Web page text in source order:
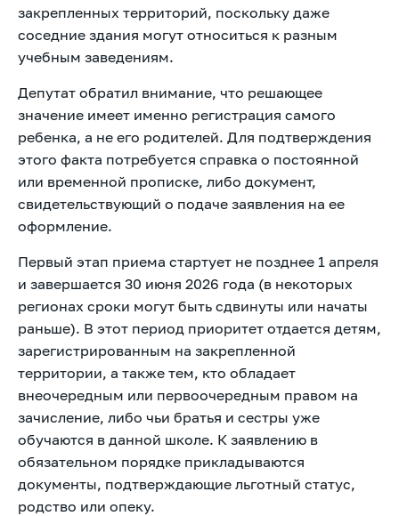
закрепленных территорий, поскольку даже
соседние здания могут относиться к разным
учебным заведениям.
Депутат обратил внимание, что решающее
значение имеет именно регистрация самого
ребенка, а не его родителей. Для подтверждения
этого факта потребуется справка о постоянной
или временной прописке, либо документ,
свидетельствующий о подаче заявления на ее
оформление.
Первый этап приема стартует не позднее 1 апреля
и завершается 30 июня 2026 года (в некоторых
регионах сроки могут быть сдвинуты или начаты
раньше). В этот период приоритет отдается детям,
зарегистрированным на закрепленной
территории, а также тем, кто обладает
внеочередным или первоочередным правом на
зачисление, либо чьи братья и сестры уже
обучаются в данной школе. К заявлению в
обязательном порядке прикладываются
документы, подтверждающие льготный статус,
родство или опеку.